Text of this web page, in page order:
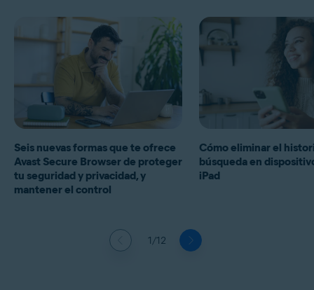
1/12
Seis nuevas formas que te ofrece
Avast Secure Browser de proteger
tu seguridad y privacidad, y
mantener el control
Cómo eliminar el
búsqueda en
iPad